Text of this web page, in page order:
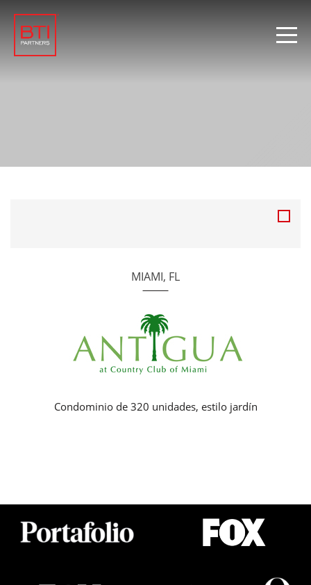
MIAMI, FL
Condominio de 320 unidades, estilo jardín